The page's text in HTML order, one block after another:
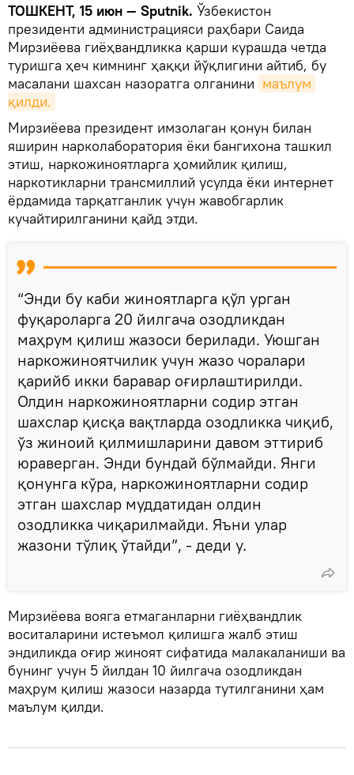
ТОШКЕНТ, 15 июн — Sputnik. Ўзбекистон
президенти администрацияси раҳбари Саида
Мирзиёева гиёҳвандликка қарши курашда четда
туришга ҳеч кимнинг ҳаққи йўқлигини айтиб, бу
масалани шахсан назоратга олганини маълум
қилди.
Мирзиёева президент имзолаган қонун билан
яширин нарколаборатория ёки бангихона ташкил
этиш, наркожиноятларга ҳомийлик қилиш,
наркотикларни трансмиллий усулда ёки интернет
ёрдамида тарқатганлик учун жавобгарлик
кучайтирилганини қайд этди.
“Энди бу каби жиноятларга қўл урган
фуқароларга 20 йилгача озодликдан
маҳрум қилиш жазоси берилади. Уюшган
наркожиноятчилик учун жазо чоралари
қарийб икки баравар оғирлаштирилди.
Олдин наркожиноятларни содир этган
шахслар қисқа вақтларда озодликка чиқиб,
ўз жиноий қилмишларини давом эттириб
юраверган. Энди бундай бўлмайди. Янги
қонунга кўра, наркожиноятларни содир
этган шахслар муддатидан олдин
озодликка чиқарилмайди. Яъни улар
жазони тўлиқ ўтайди”, - деди у.
Мирзиёева вояга етмаганларни гиёҳвандлик
воситаларини истеъмол қилишга жалб этиш
эндиликда оғир жиноят сифатида малакаланиши ва
бунинг учун 5 йилдан 10 йилгача озодликдан
маҳрум қилиш жазоси назарда тутилганини ҳам
маълум қилди.